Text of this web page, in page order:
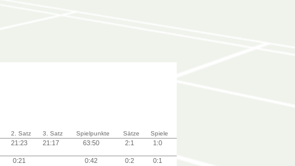
2. Satz 3. Satz Spielpunkte Sätze Spiele
21:23 21:17 63:50 2:1 1:0
0:21 0:42 0:2 0:1